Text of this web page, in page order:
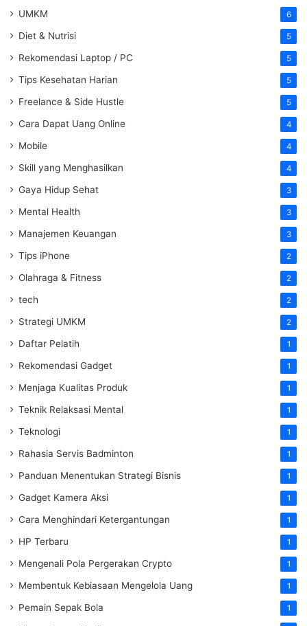
UMKM 6
Diet & Nutrisi 5
Rekomendasi Laptop / PC 5
Tips Kesehatan Harian 5
Freelance & Side Hustle 5
Cara Dapat Uang Online 4
Mobile 4
Skill yang Menghasilkan 4
Gaya Hidup Sehat 3
Mental Health 3
Manajemen Keuangan 3
Tips iPhone 2
Olahraga & Fitness 2
tech 2
Strategi UMKM 2
Daftar Pelatih 1
Rekomendasi Gadget 1
Menjaga Kualitas Produk 1
Teknik Relaksasi Mental 1
Teknologi 1
Rahasia Servis Badminton 1
Panduan Menentukan Strategi Bisnis 1
Gadget Kamera Aksi 1
Cara Menghindari Ketergantungan 1
HP Terbaru 1
Mengenali Pola Pergerakan Crypto 1
Membentuk Kebiasaan Mengelola Uang 1
Pemain Sepak Bola 1